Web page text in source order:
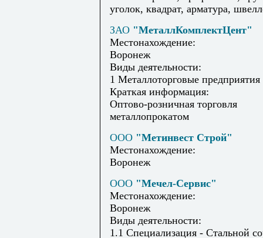
уголок, квадрат, арматура,
ЗАО "МеталлКомплектЦент"
Местонахождение:
Воронеж
Виды деятельности:
1 Металлоторговые
Краткая информация:
Оптово-розничная торговля
металлопрокатом
ООО "Метинвест Строй"
Местонахождение:
Воронеж
ООО "Мечел-Сервис"
Местонахождение:
Воронеж
Виды деятельности:
1.1 Специализация - Стальной